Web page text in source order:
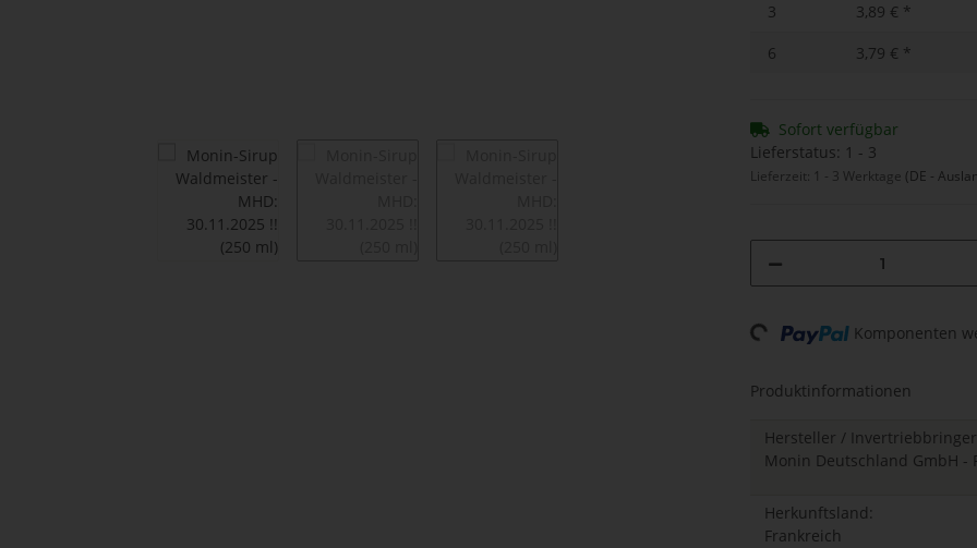
3 3,89 € *
6
3,79 € *
Sofort verfügbar
Lieferstatus: 1 - 3
Lieferzeit: 1 - 3 Werktage (DE -
Loading... Komponenten
Produktinformationen
Hersteller /
Monin Deutschland GmbH -
Herkunftsland:
Frankreich